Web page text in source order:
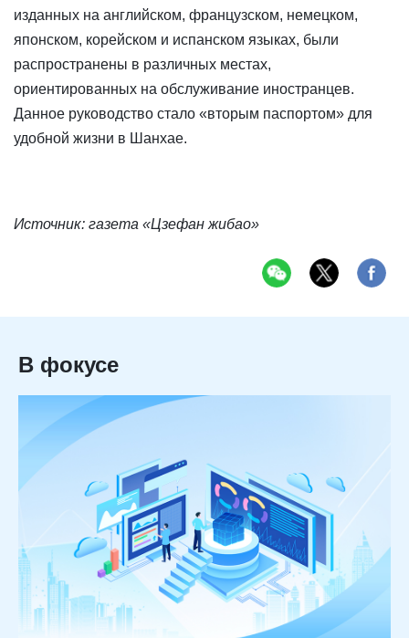
изданных на английском, французском, немецком,
японском, корейском и испанском языках, были
распространены в различных местах,
ориентированных на обслуживание иностранцев.
Данное руководство стало «вторым паспортом» для
удобной жизни в Шанхае.
Источник: газета «Цзефан жибао»
В фокусе